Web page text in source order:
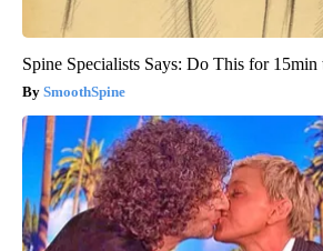
Spine Specialists Says: Do This for 15min
SmoothSpine